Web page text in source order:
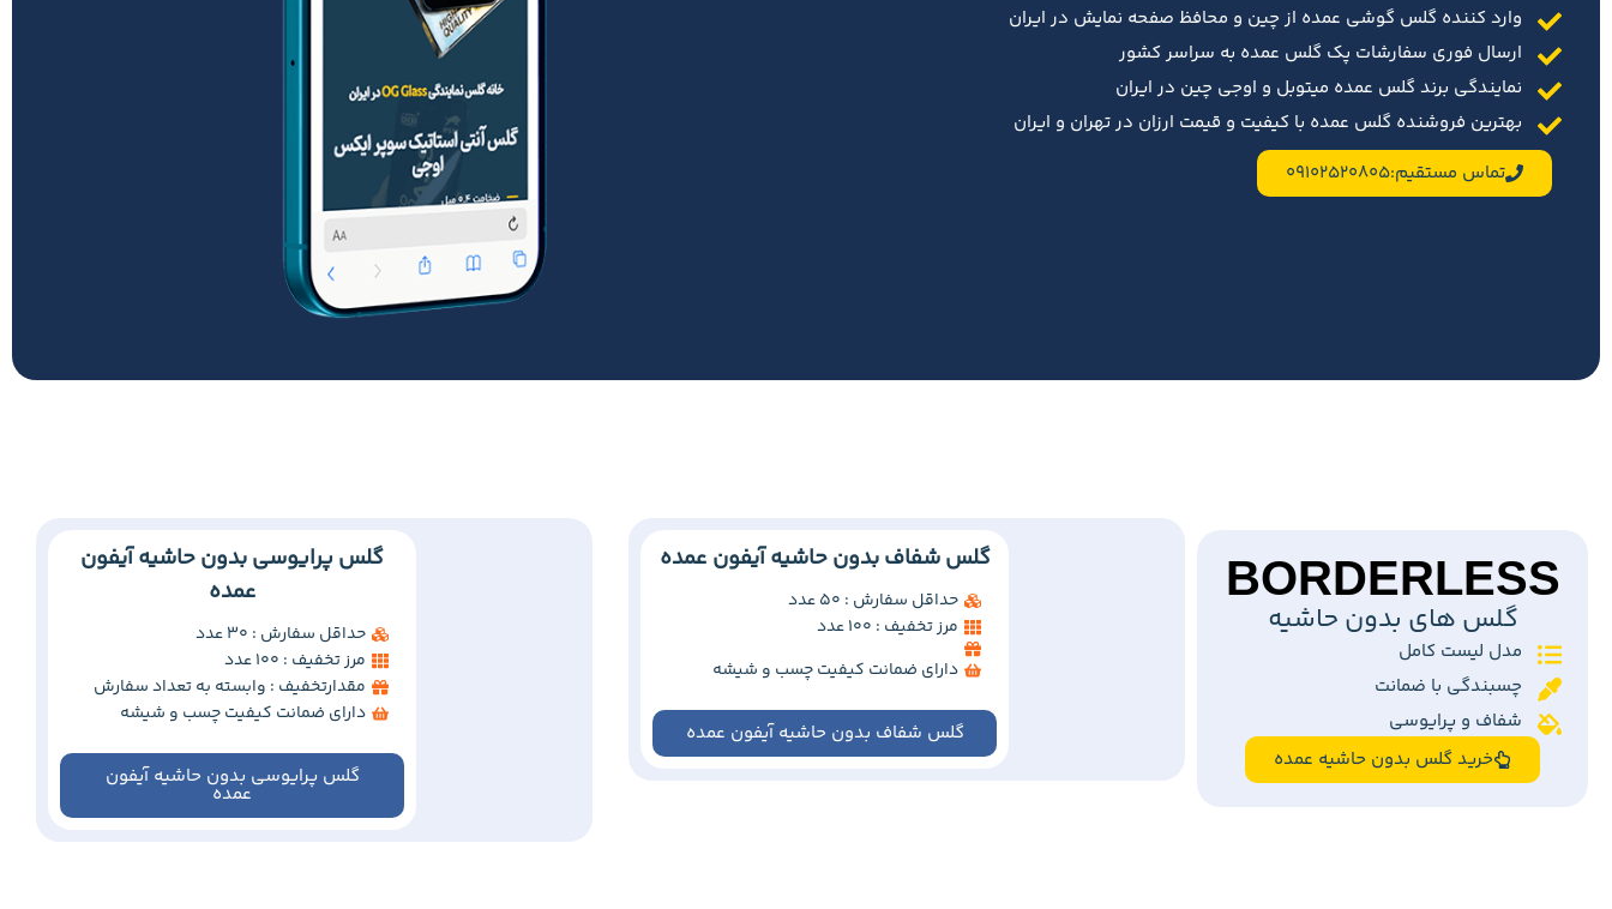
وارد کننده گلس گوشی عمده از چین و محافظ صفحه نمایش در ایران
ارسال فوری سفارشات پک گلس عمده به سراسر کشور
نمایندگی برند گلس عمده میتوبل و اوجی چین در ایران
بهترین فروشنده گلس عمده با کیفیت و قیمت ارزان در تهران و ایران
تماس مستقیم:09102520805
BORDERLESS
گلس های بدون حاشیه
گلس شفاف بدون حاشیه آیفون عمده
حداقل سفارش : 50 عدد
مرز تخفیف : 100 عدد
دارای ضمانت کیفیت چسب و شیشه
گلس شفاف بدون حاشیه آیفون عمده
گلس پرایوسی بدون حاشیه آیفون
عمده
حداقل سفارش : 30 عدد
مرز تخفیف : 100 عدد
مقدارتخفیف : وابسته به تعداد سفارش
دارای ضمانت کیفیت چسب و شیشه
گلس پرایوسی بدون حاشیه آیفون
عمده